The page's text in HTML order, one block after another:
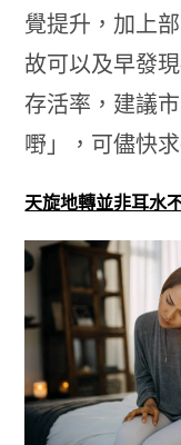
覺提升，加上
故可以及早發
存活率，建議
嘢」，可儘快求
天旋地轉並非耳水